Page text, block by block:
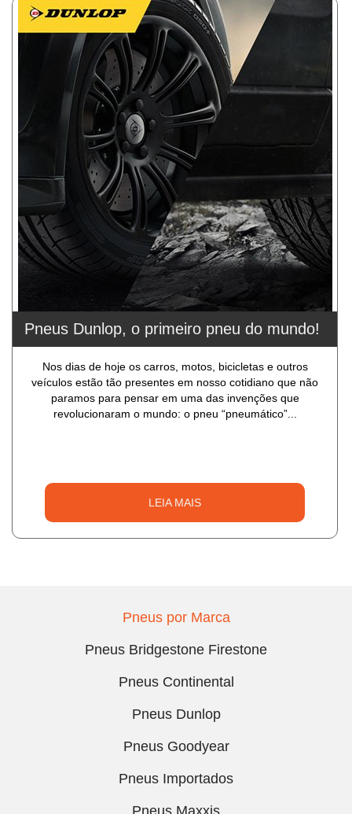
Pneus Dunlop, o primeiro pneu do mundo!
Nos dias de hoje os carros, motos, bicicletas e outros
veículos estão tão presentes em nosso cotidiano que não
paramos para pensar em uma das invenções que
revolucionaram o mundo: o pneu “pneumático”...
LEIA MAIS
Pneus por Marca
Pneus Bridgestone Firestone
Pneus Continental
Pneus Dunlop
Pneus Goodyear
Pneus Importados
Pneus Maxxis